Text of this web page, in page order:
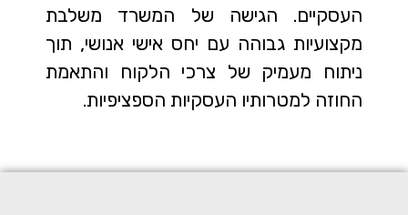
העסקיים. הגישה של המשרד משלבת
מקצועיות גבוהה עם יחס אישי אנושי, תוך
ניתוח מעמיק של צרכי הלקוח והתאמת
החוזה למטרותיו העסקיות הספציפיות.